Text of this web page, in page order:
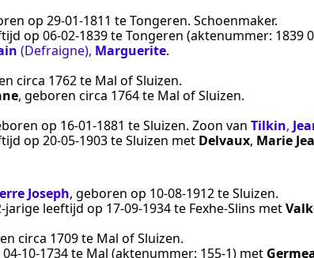
op 29‑01‑1811 teTongeren. Schoenmaker.
op 06‑02‑1839teTongeren (aktenummer: 1839
(Defraigne), Marguerite.
circa 1762te Mal of Sluizen.
, geboren circa 1764te Mal of Sluizen.
op 16‑01‑1881 teSluizen. Zoon van Tilkin,
op 20‑05‑1903teSluizen met Delvaux, Marie
Joseph, geboren op 10‑08‑1912teSluizen.
jarige leeftijd op 17‑09‑1934te Fexhe-Slins met
circa 1709te Mal of Sluizen.
04‑10‑1734te Mal (aktenummer: 155-1) met